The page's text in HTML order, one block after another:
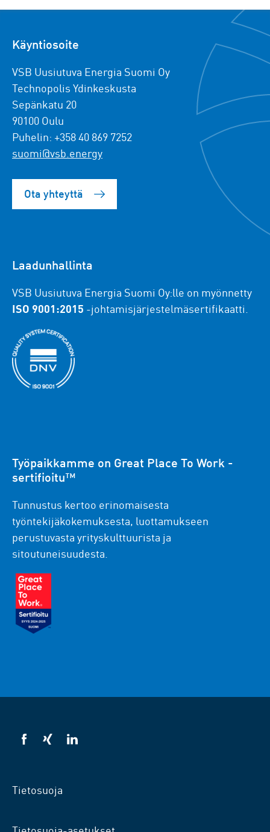
Käyntiosoite
VSB Uusiutuva Energia Suomi Oy
Technopolis Ydinkeskusta
Sepänkatu 20
90100 Oulu
Puhelin: +358 40 869 7252
suomi@vsb.energy
Ota yhteyttä
Laadunhallinta
VSB Uusiutuva Energia Suomi Oy:lle on myönnetty
ISO 9001:2015 -johtamisjärjestelmäsertifikaatti.
Työpaikkamme on Great Place To Work -
sertifioitu™
Tunnustus kertoo erinomaisesta
työntekijäkokemuksesta, luottamukseen
perustuvasta yrityskulttuurista ja
sitoutuneisuudesta.
VSB
VSB
VSB
Tietosuoja